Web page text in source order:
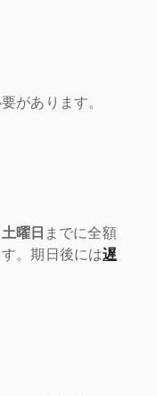
があります。
曜日 までに全額
。期日後には遅